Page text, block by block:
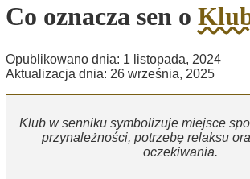
Co oznacza sen o
Opublikowano dnia: 1 listopada, 2024
Aktualizacja dnia: 26 września, 2025
Klub w senniku symbolizuje miejsce
przynależności, potrzebę relaksu
oczekiwania.